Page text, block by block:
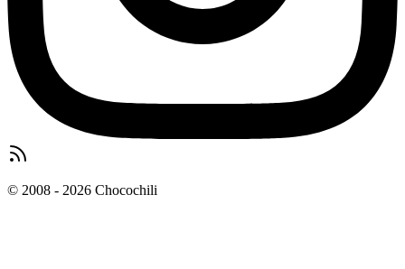
© 2008 - 2026 Chocochili